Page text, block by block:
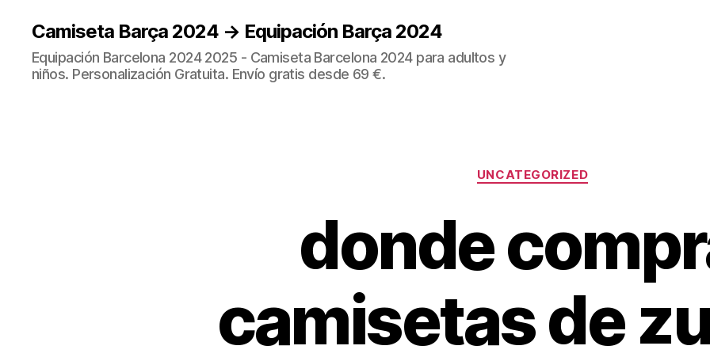
Camiseta Barça 2024 → Equipación Barça 2024
Equipación Barcelona 2024 2025 - Camiseta Barcelona 2024 para adultos y
niños. Personalización Gratuita. Envío gratis desde 69 €.
Categorías
UNCATEGORIZED
donde
camisetas de